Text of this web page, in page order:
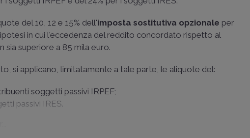
del 10, 12 e 15% dell'imposta sostitutiva opzionale per
in cui l'eccedenza del reddito concordato rispetto al
superiore a 85 mila euro.
si applicano, limitatamente a tale parte, le aliquote del:
soggetti passivi IRPEF;
passivi IRES.